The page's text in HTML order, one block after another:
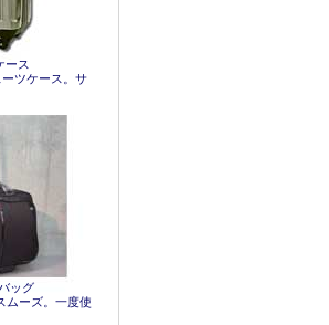
ース
ツケース。サ
ッグ
ムーズ。一度使